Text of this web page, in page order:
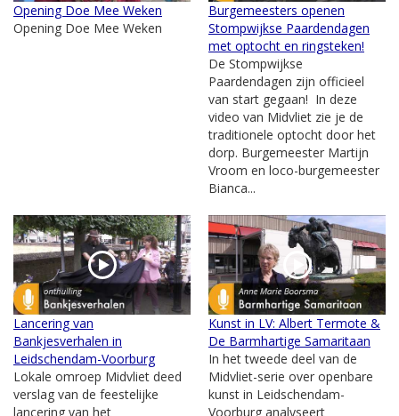
Opening Doe Mee Weken
Opening Doe Mee Weken
Burgemeesters openen
Stompwijkse Paardendagen
met optocht en ringsteken!
De Stompwijkse
Paardendagen zijn officieel
van start gegaan! In deze
video van Midvliet zie je de
traditionele optocht door het
dorp. Burgemeester Martijn
Vroom en loco-burgemeester
Bianca...
Lancering van
Bankjesverhalen in
Leidschendam-Voorburg
Lokale omroep Midvliet deed
verslag van de feestelijke
lancering van het
Kunst in LV: Albert Termote &
De Barmhartige Samaritaan
In het tweede deel van de
Midvliet-serie over openbare
kunst in Leidschendam-
Voorburg analyseert